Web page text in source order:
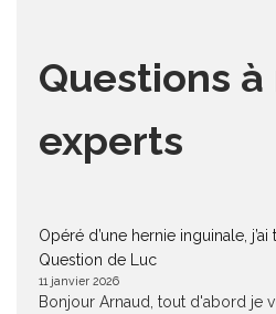
Questions à
experts
Opéré d’une hernie inguinale,
Question de Luc
11 janvier 2026
Bonjour Arnaud, tout d'abord je